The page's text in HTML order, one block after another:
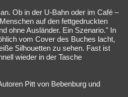
Ob in der U-Bahn oder im Café –
auf den fettgedruckten
ohne Ausländer. Ein Szenario." In
vom Cover des Buches lacht,
Silhouetten zu sehen. Fast ist
wieder in der Tasche
Pitt von Bebenburg und